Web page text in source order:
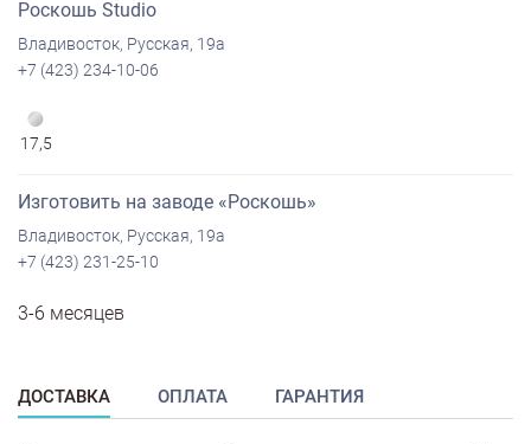
Роскошь Studio
Владивосток, Русская, 19а
+7 (423) 234-10-06
17,5
Изготовить на заводе «Роскошь»
Владивосток, Русская, 19а
+7 (423) 231-25-10
3-6 месяцев
ДОСТАВКА ОПЛАТА ГАРАНТИЯ